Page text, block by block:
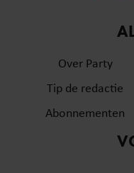
Over Party
Tip de redactie
Abonnementen